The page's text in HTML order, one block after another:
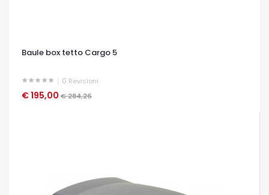
Baule box tetto Cargo 5
0 Revisioni
€ 195,00 € 284,26
OCCHIATA VELOCE